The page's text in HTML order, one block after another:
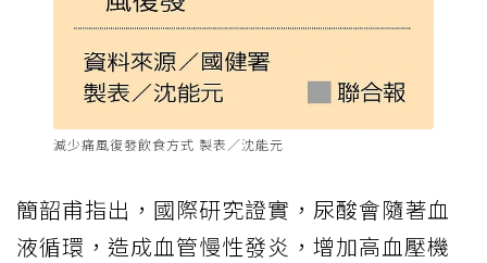
減少痛風復發飲食方式 製表／沈能元
簡韶甫指出，國際研究證實，尿酸會隨著血
液循環，造成血管慢性發炎，增加高血壓機